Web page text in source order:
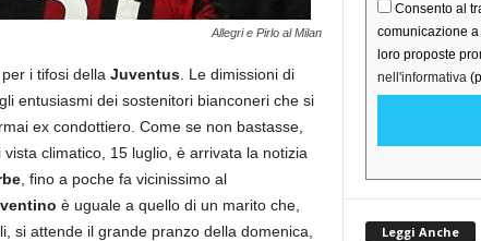
Allegri e Pirlo al Milan
i tifosi della Juventus. Le dimissioni di
entusiasmi dei sostenitori bianconeri che si
ex condottiero. Come se non bastasse,
climatico, 15 luglio, è arrivata la notizia
, fino a poche fa vicinissimo al
è uguale a quello di un marito che,
si attende il grande pranzo della domenica,
Consento al
comunicazione
loro proposte
nell'informativa
Leggi Anche